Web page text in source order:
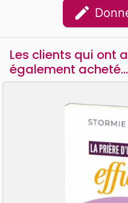
edit
Les clients qui ont
également acheté...